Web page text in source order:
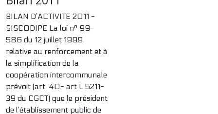
BILAN D’ACTIVITE 2011 -
SISCODIPE La loi nº 99-
586 du 12 juillet 1999
relative au renforcement et à
la simplification de la
coopération intercommunale
prévoit (art. 40- art L 5211-
39 du CGCT) que le président
de l’établissement public de